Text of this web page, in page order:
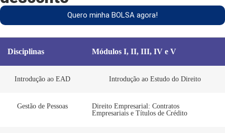
Quero minha BOLSA agora!
Disciplinas Módulos I, II, III, IV e V
Introdução ao EAD Introdução ao Estudo do Direito
Gestão de Pessoas
Direito Empresarial: Contratos
Empresariais e Títulos de Crédito